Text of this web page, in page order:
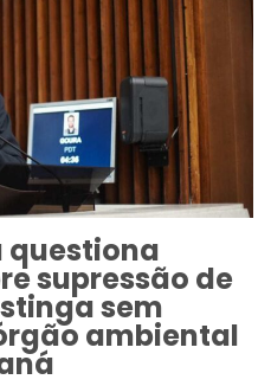
questiona
supressão de
sem
ambiental